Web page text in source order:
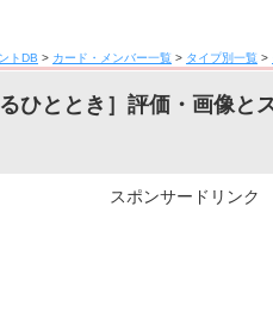
トDB > カード・メンバー一覧 > タイプ別一覧 >
ひととき］評価・画像と
スポンサードリンク